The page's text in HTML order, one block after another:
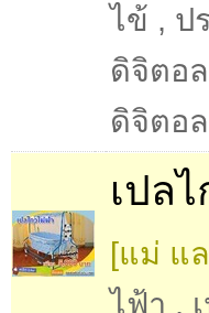
ไข้ , ป
ดิจิตอ
ดิจิตอล
เปล
[แม่ แ
ไฟ้า ,